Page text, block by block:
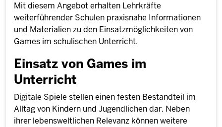
Mit diesem Angebot erhalten Lehrkräfte
weiterführender Schulen praxisnahe Informationen
und Materialien zu den Einsatzmöglichkeiten von
Games im schulischen Unterricht.
Einsatz von Games im
Unterricht
Digitale Spiele stellen einen festen Bestandteil im
Alltag von Kindern und Jugendlichen dar. Neben
ihrer lebensweltlichen Relevanz können weitere